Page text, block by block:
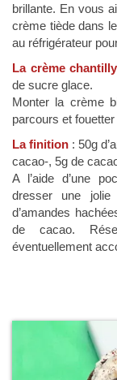
brillante. En vous
crème tiède dans
au réfrigérateur
La crème
de sucre glace.
Monter la crème
parcours et
La finition : 50g
cacao-, 5g de
A l’aide d’une
dresser une jolie
d’amandes
de cacao.
éventuellement